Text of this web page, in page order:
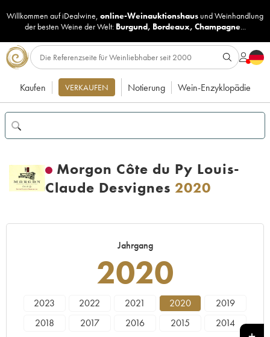
Willkommen auf iDealwine, online-Weinauktionshaus undWeinhandlung
der besten Weine der Welt: Burgund, Bordeaux, Champagne...
Kaufen VERKAUFEN Notierung Wein-Enzyklopädie
Morgon Côte du Py Louis-
Claude Desvignes 2020
Jahrgang
2020
2023 2022 2021 2020
2019
2018
2017 2016 2015
2014